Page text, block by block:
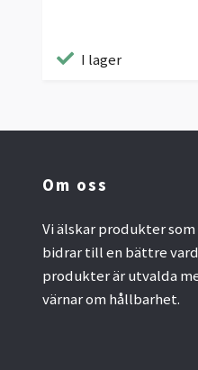
I lager
Om oss
Vi älskar produkter
bidrar till en bättre
produkter är utvalda
värnar om hållbarhet.